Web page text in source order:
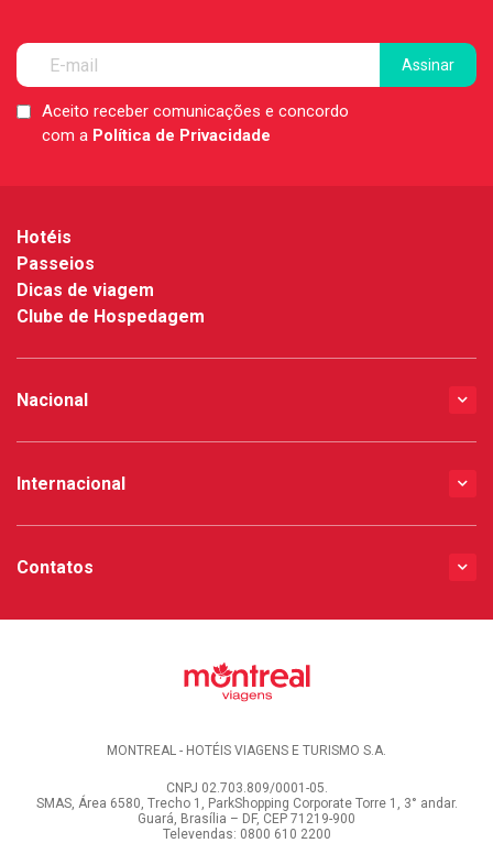
LGPDAceito receber comunicações e concordo
com a Política de Privacidade
Hotéis
Passeios
Dicas de viagem
Clube de Hospedagem
Nacional
Internacional
Contatos
MONTREAL - HOTÉIS VIAGENS E TURISMO S.A.
CNPJ 02.703.809/0001-05.
SMAS, Área 6580, Trecho 1, ParkShopping Corporate Torre 1, 3° andar.
Guará, Brasília – DF, CEP 71219-900
Televendas: 0800 610 2200